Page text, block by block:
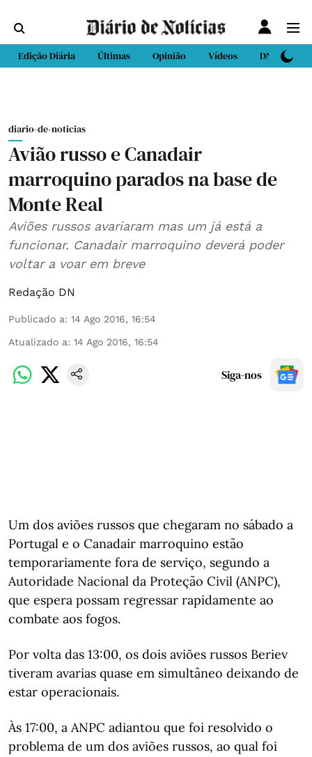
Edição Diária Últimas Opinião Vídeos DN Sport
diario-de-noticias
Avião russo e Canadair
marroquino parados na base de
Monte Real
Aviões russos avariaram mas um já está a
funcionar. Canadair marroquino deverá poder
voltar a voar em breve
Redação DN
Publicado a: 14 Ago 2016, 16:54
Atualizado a: 14 Ago 2016, 16:54
Siga-nos
Um dos aviões russos que chegaram no sábado a
Portugal e o Canadair marroquino estão
temporariamente fora de serviço, segundo a
Autoridade Nacional da Proteção Civil (ANPC),
que espera possam regressar rapidamente ao
combate aos fogos.
Por volta das 13:00, os dois aviões russos Beriev
tiveram avarias quase em simultâneo deixando de
estar operacionais.
Às 17:00, a ANPC adiantou que foi resolvido o
problema de um dos aviões russos, ao qual foi